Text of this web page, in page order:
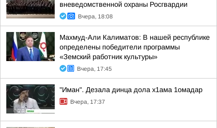
вневедомственной охраны Росгвардии
Вчера, 18:08
Махмуд-Али Калиматов: В нашей республике
определены победители программы
«Земский работник культуры»
Вчера, 17:45
"Иман". Дезала динца дола х1ама 1омадар
Вчера, 17:37